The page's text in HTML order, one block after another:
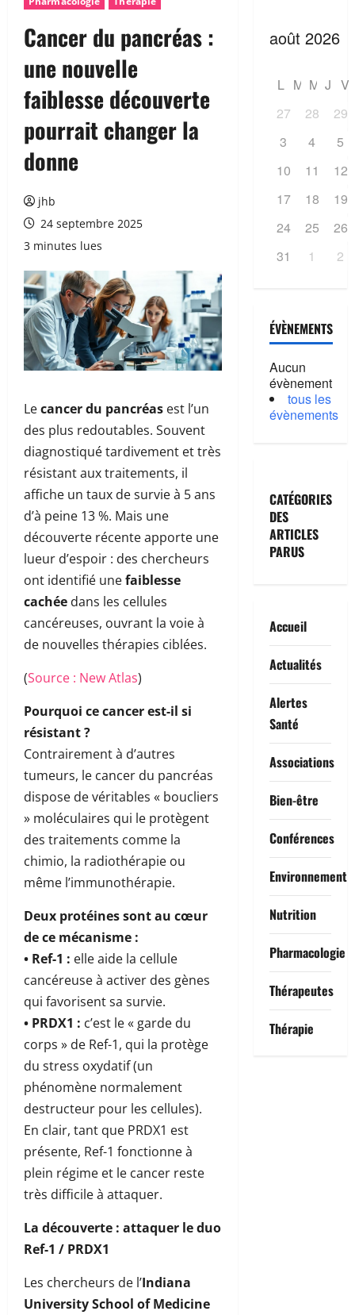
Cancer du pancréas :
une nouvelle
faiblesse découverte
pourrait changer la
donne
jhb
24 septembre 2025
3 minutes lues
Lecancer du pancréas est l’un
des plus redoutables. Souvent
diagnostiqué tardivement et très
résistant aux traitements, il
affiche un taux de survie à 5 ans
d’à peine 13 %. Mais une
découverte récente apporte une
lueur d’espoir : des chercheurs
ont identifié unefaiblesse
cachée dans les cellules
cancéreuses, ouvrant la voie à
de nouvelles thérapies ciblées.
(Source : New Atlas)
Pourquoi ce cancer est-il si
résistant ?
Contrairement à d’autres
tumeurs, le cancer du pancréas
dispose de véritables « boucliers
» moléculaires qui le protègent
des traitements comme la
chimio, la radiothérapie ou
même l’immunothérapie.
Deux protéines sont au cœur
de ce mécanisme :
• Ref-1 : elle aide la cellule
cancéreuse à activer des gènes
qui favorisent sa survie.
• PRDX1 : c’est le « garde du
corps » de Ref-1, qui la protège
du stress oxydatif (un
phénomène normalement
destructeur pour les cellules).
En clair, tant que PRDX1 est
présente, Ref-1 fonctionne à
plein régime et le cancer reste
très difficile à attaquer.
La découverte : attaquer le duo
Ref-1 / PRDX1
Les chercheurs de l’Indiana
University School of Medicine
L M M J V
27
28
29
3
4
5
10
11
12
17
18
19
24
25
26
31
1 2
ÉVÈNEMENTS
Aucun
évènement
tous les
évènements
CATÉGORIES
DES
ARTICLES
PARUS
Accueil
Actualités
Alertes
Santé
Associations
Bien-être
Conférences
Environnement
Nutrition
Pharmacologie
Thérapeutes
Thérapie